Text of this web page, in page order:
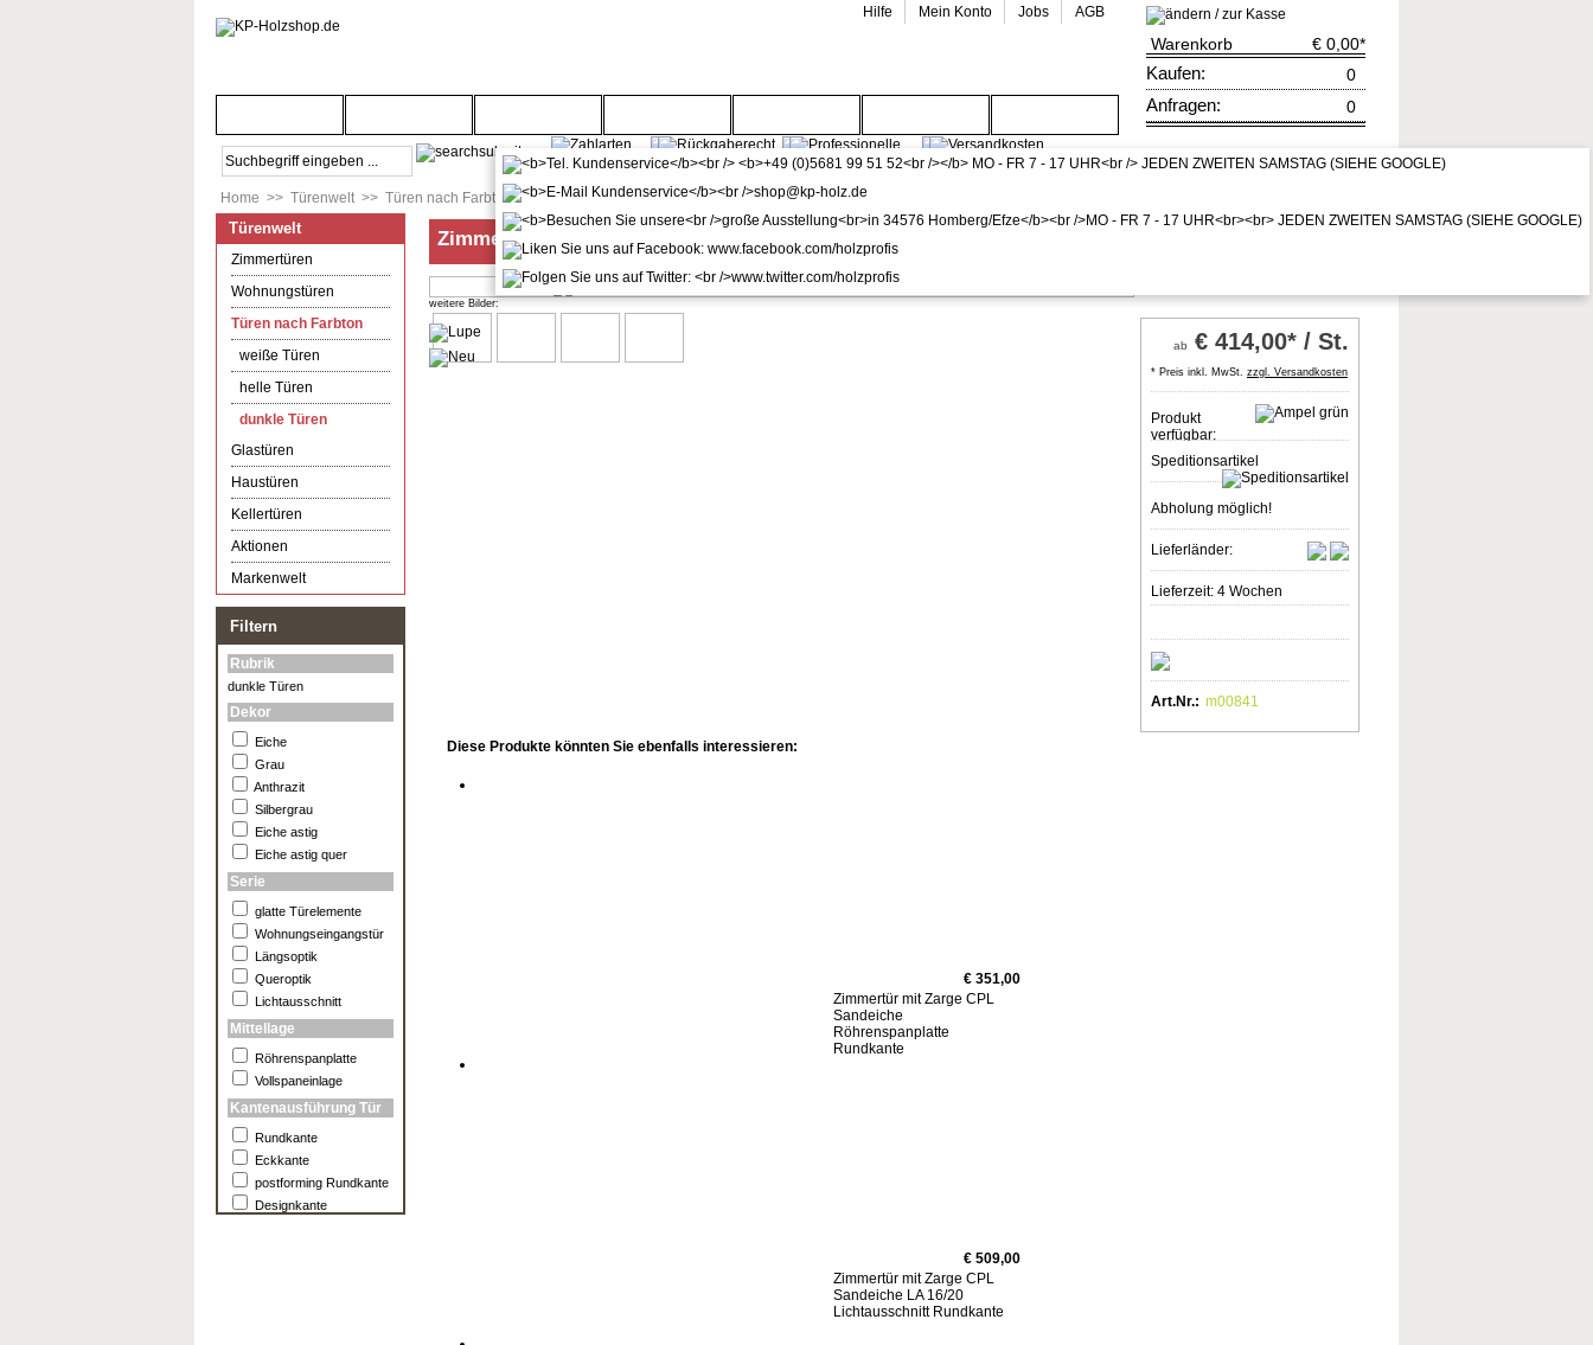
Hilfe Mein Konto Jobs AGB
Warenkorb € 0,00*
Kaufen: 0
Anfragen: 0
zur Kasse
Home >> Türenwelt >> Türen nach Farbton >> dunkle Türen
Zimmertür mit Zarge CPL Sandeiche DIN Lichtausschnitt Rundkante
weitere Bilder:
ab € 414,00* / St.
* Preis inkl. MwSt. zzgl. Versandkosten
Produkt
verfügbar:
Speditionsartikel
Abholung möglich!
Lieferländer:
Lieferzeit: 4 Wochen
Art.Nr.: m00841
Diese Produkte könnten Sie ebenfalls interessieren:
€ 351,00
Zimmertür mit Zarge CPL
Sandeiche
Röhrenspanplatte
Rundkante
€ 509,00
Zimmertür mit Zarge CPL
Sandeiche LA 16/20
Lichtausschnitt Rundkante
Türenwelt
Zimmertüren
Wohnungstüren
Türen nach Farbton
weiße Türen
helle Türen
dunkle Türen
Glastüren
Haustüren
Kellertüren
Aktionen
Markenwelt
Filtern
Rubrik
dunkle Türen
Dekor
Eiche
Grau
Anthrazit
Silbergrau
Eiche astig
Eiche astig quer
Serie
glatte Türelemente
Wohnungseingangstür
Längsoptik
Queroptik
Lichtausschnitt
Mittellage
Röhrenspanplatte
Vollspaneinlage
Kantenausführung Tür
Rundkante
Eckkante
postforming Rundkante
Designkante